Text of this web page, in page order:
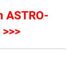
ASTRO-